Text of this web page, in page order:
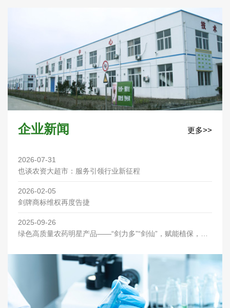
企业新闻 更多>>
2026-07-31
也谈农资大超市：服务引领行业新征程
2026-02-05
剑牌商标维权再度告捷
2025-09-26
绿色高质量农药明星产品——“剑力多”“剑仙”，赋能植保，优